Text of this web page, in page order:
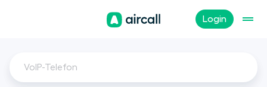
Login
VoIP-Telefon